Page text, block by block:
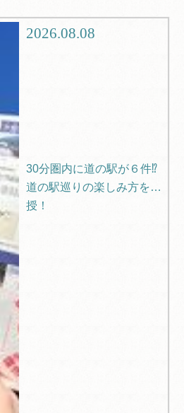
2026.08.08
30分圏内に道の駅が６件⁉
道の駅巡りの楽しみ方を伝
授！